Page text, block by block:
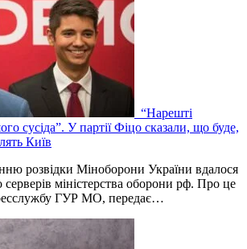
“Нарешті
сусіда”. У партії Фіцо сказали, що буде,
Київ
розвідки Міноборони України вдалося
міністерства оборони рф. Про це
ГУР МО, передає…